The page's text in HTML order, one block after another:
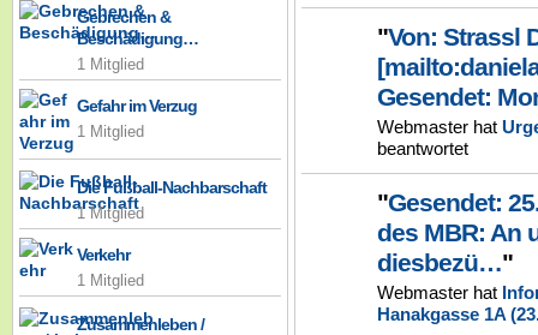
Gebrechen &
Beschädigung…
1 Mitglied
Gefahr im Verzug
1 Mitglied
Die Fußball-Nachbarschaft
1 Mitglied
Verkehr
1 Mitglied
Zusammenleben /
"Von: Strassl
Gesendet:
Webmaster hat
beantwortet
"Gesendet:
des MBR: An
diesbezü…"
Webmaster hat
Hanakgasse 1A